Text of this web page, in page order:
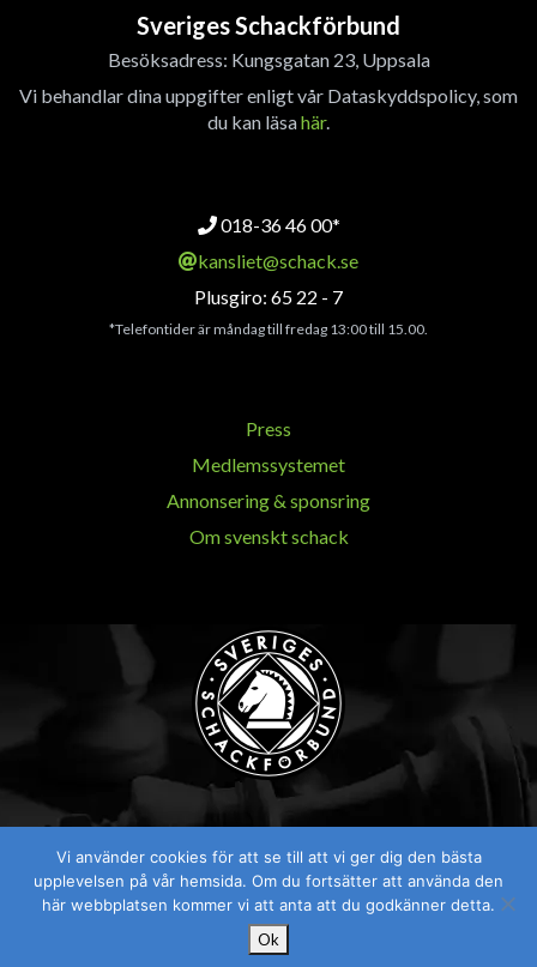
Sveriges Schackförbund
Besöksadress: Kungsgatan 23, Uppsala
Vi behandlar dina uppgifter enligt vår Dataskyddspolicy, som
du kan läsahär.
018-36 46 00*
kansliet@schack.se
Plusgiro: 65 22 - 7
*Telefontider är måndag till fredag 13:00 till 15.00.
Press
Medlemssystemet
Annonsering & sponsring
Om svenskt schack
Visselblåsaren
Vi använder cookies för att se till att vi ger dig den bästa
upplevelsen på vår hemsida. Om du fortsätter att använda den
här webbplatsen kommer vi att anta att du godkänner detta.
Ok